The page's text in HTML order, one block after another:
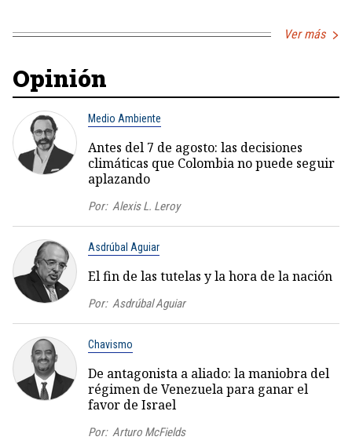
Ver más
Opinión
Medio Ambiente
Antes del 7 de agosto: las decisiones
climáticas que Colombia no puede seguir
aplazando
Por: Alexis L. Leroy
Asdrúbal Aguiar
El fin de las tutelas y la hora de la nación
Por: Asdrúbal Aguiar
Chavismo
De antagonista a aliado: la maniobra del
régimen de Venezuela para ganar el
favor de Israel
Por: Arturo McFields